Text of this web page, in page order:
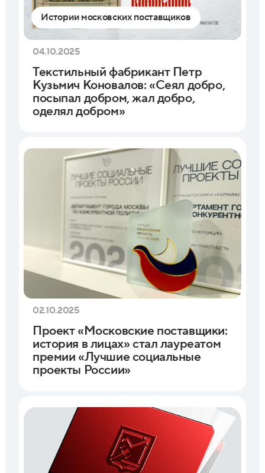
Истории московских поставщиков
04.10.2025
Текстильный фабрикант Петр
Кузьмич Коновалов: «Сеял добро,
посыпал добром, жал добро,
оделял добром»
02.10.2025
Проект «Московские поставщики:
история в лицах» стал лауреатом
премии «Лучшие социальные
проекты России»